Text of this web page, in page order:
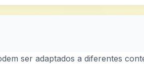
ser adaptados a diferentes